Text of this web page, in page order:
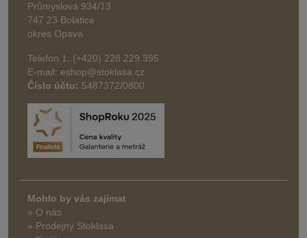
Průmyslová 934/13
747 23 Bolatice
okres Opava
Telefon 1: (+420) 228 229 395
E-mail: eshop@stoklasa.cz
Číslo účtu: 5487372/0800
Mohlo by vás zajímat
» O nás
» Prodejny Stoklasa